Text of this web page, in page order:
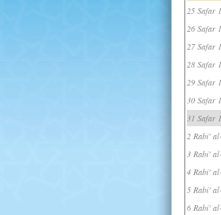
25 Safar
26 Safar
27 Safar
28 Safar
29 Safar
30 Safar
31 Safar
2 Rabi'
3 Rabi'
4 Rabi'
5 Rabi'
6 Rabi'